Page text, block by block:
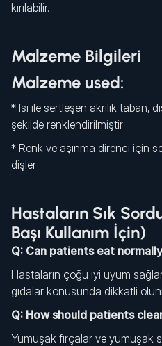
kırılabilir.
Malzeme Bilgileri
Malzeme used:
* Isı ile sertleşen akrilik taban,
şekilde renklendirilmiştir
* Renk ve aşınma direnci için
dişler
Hastaların Sık
Başı Kullanım İçin)
Q: Can patients eat
Hastaların çoğu iyi uyum
gıdalar konusunda dikkatli
Q: How should patients
Yumuşak fırçalar ve yumuşak